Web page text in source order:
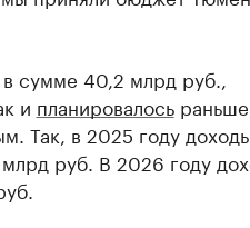
сумме 40,2 млрд руб.,
и планировалось
Так, в 2025 году
руб. В 2026 году